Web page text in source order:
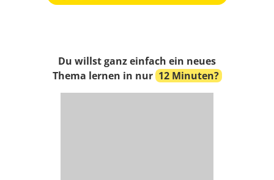
Du willst ganz einfach ein neues
Thema lernen in nur 12 Minuten?